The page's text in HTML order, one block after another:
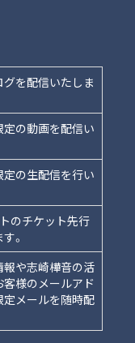
を配信いたしま
定の動画を配信い
定の生配信を行い
のチケット先行
。
報や志崎樺音の活
様のメールアド
定メールを随時配